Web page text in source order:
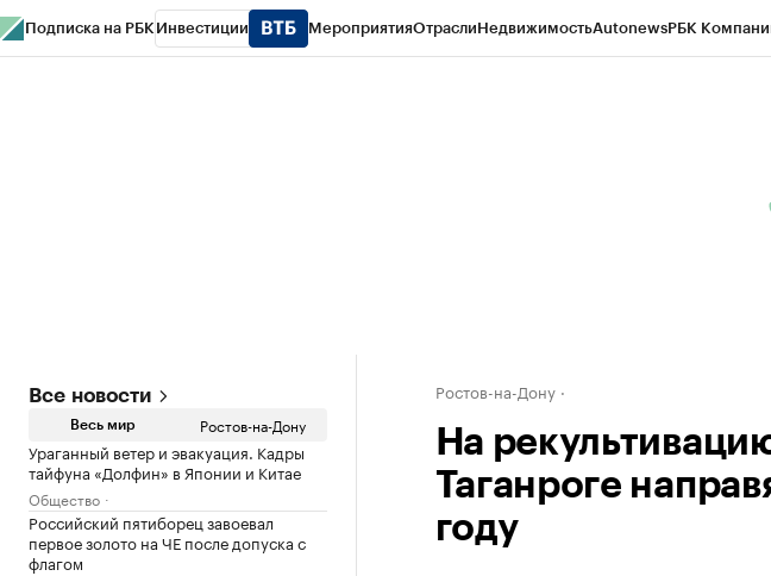
Подписка на РБК Инвестиции МероприятияОтраслиНедвижимостьAutonewsРБК
Все новости
Весь мир Ростов-на-Дону
Ураганный ветер и эвакуация. Кадры
тайфуна «Долфин» в Японии и Китае
Общество
Российский пятиборец завоевал
первое золото на ЧЕ после допуска с
флагом
Ростов-на-Дону
На
Таганроге
году